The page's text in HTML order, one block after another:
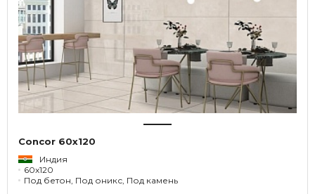
Concor 60x120
Индия
60x120
Под бетон, Под оникс, Под камень